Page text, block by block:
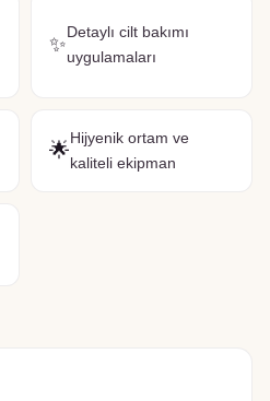
✨
Detaylı cilt bakımı
uygulamaları
🌟
Hijyenik ortam ve
kaliteli ekipman